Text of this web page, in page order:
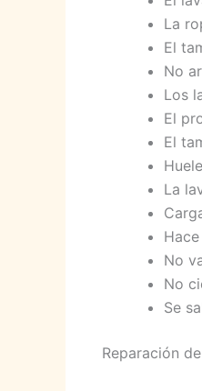
La
El
No
Los
El
El
La
No
No
Se
Reparación